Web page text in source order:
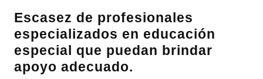
Escasez de profesionales
especializados en educación
especial que puedan brindar
apoyo adecuado.